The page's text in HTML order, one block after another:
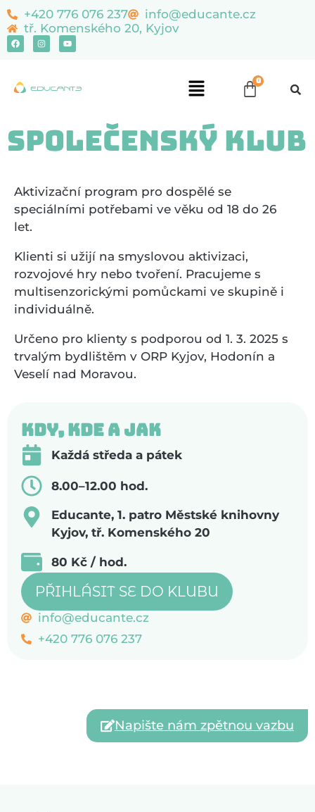
content
+420 776 076 237
info@educante.cz
tř. Komenského 20, Kyjov
Společenský klub
Aktivizační program pro dospělé se
speciálními potřebami ve věku od 18 do 26
let.
Klienti si užijí na smyslovou aktivizaci,
rozvojové hry nebo tvoření. Pracujeme s
multisenzorickými pomůckami ve skupině i
individuálně.
Určeno pro klienty s podporou od 1. 3. 2025 s
trvalým bydlištěm v ORP Kyjov, Hodonín a
Veselí nad Moravou.
Kdy, kde a jak
Každá středa a pátek
8.00–12.00 hod.
Educante, 1. patro Městské knihovny
Kyjov, tř. Komenského 20
80 Kč / hod.
PŘIHLÁSIT SE DO KLUBU
info@educante.cz
+420 776 076 237
Napište nám zpětnou vazbu